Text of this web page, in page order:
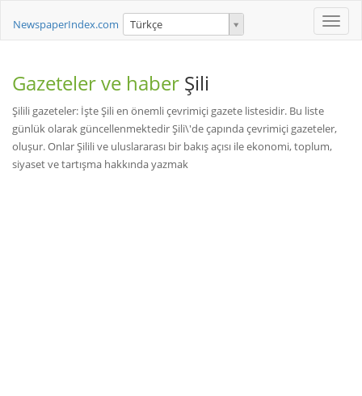
Toggle
NewspaperIndex.com Türkçe
Gazeteler ve haber Şili
Şilili gazeteler: İşte Şili en önemli çevrimiçi gazete listesidir. Bu liste
günlük olarak güncellenmektedir Şili\'de çapında çevrimiçi gazeteler,
oluşur. Onlar Şilili ve uluslararası bir bakış açısı ile ekonomi, toplum,
siyaset ve tartışma hakkında yazmak